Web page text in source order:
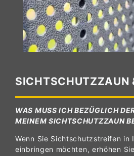
SICHTSCHUTZZAUN
WAS MUSS ICH BEZÜGLICH
MEINEM SICHTSCHUTZZAUN
Wenn Sie Sichtschutzstreifen in
einbringen möchten, erhöhen